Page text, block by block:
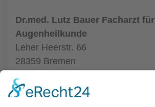
Dr.med. Lutz Bauer Facharzt für
Augenheilkunde
Leher Heerstr. 66
28359 Bremen
zur Augenarztpraxis